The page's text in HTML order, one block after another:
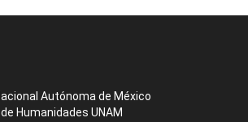
Autónoma de México
Humanidades UNAM